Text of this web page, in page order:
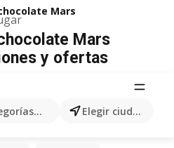
productos... Elegir ciudad
Mars
Mars
y ofertas
para este